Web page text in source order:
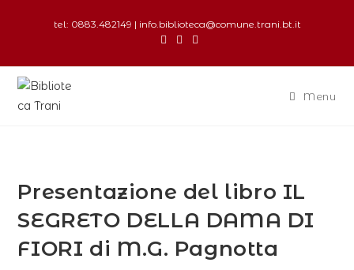
tel: 0883.482149 | info.biblioteca@comune.trani.bt.it
Menu
Presentazione del libro IL
SEGRETO DELLA DAMA DI
FIORI di M.G. Pagnotta